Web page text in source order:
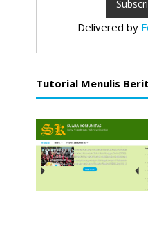
Delivered by
Tutorial Menulis